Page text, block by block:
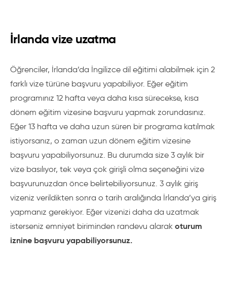
İrlanda vize uzatma
Öğrenciler, İrlanda’da İngilizce dil eğitimi alabilmek için 2
farklı vize türüne başvuru yapabiliyor. Eğer eğitim
programınız 12 hafta veya daha kısa sürecekse, kısa
dönem eğitim vizesine başvuru yapmak zorundasınız.
Eğer 13 hafta ve daha uzun süren bir programa katılmak
istiyorsanız, o zaman uzun dönem eğitim vizesine
başvuru yapabiliyorsunuz. Bu durumda size 3 aylık bir
vize basılıyor, tek veya çok girişli olma seçeneğini vize
başvurunuzdan önce belirtebiliyorsunuz. 3 aylık giriş
vizeniz verildikten sonra o tarih aralığında İrlanda’ya giriş
yapmanız gerekiyor. Eğer vizenizi daha da uzatmak
isterseniz emniyet biriminden randevu alarak oturum
iznine başvuru yapabiliyorsunuz.